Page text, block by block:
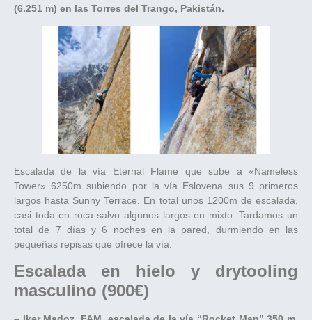
(6.251 m) en las Torres del Trango, Pakistán.
Escalada de la vía Eternal Flame que sube a «Nameless
Tower» 6250m subiendo por la vía Eslovena sus 9 primeros
largos hasta Sunny Terrace. En total unos 1200m de escalada,
casi toda en roca salvo algunos largos en mixto. Tardamos un
total de 7 días y 6 noches en la pared, durmiendo en las
pequeñas repisas que ofrece la vía.
Escalada en hielo y drytooling
masculino (900€)